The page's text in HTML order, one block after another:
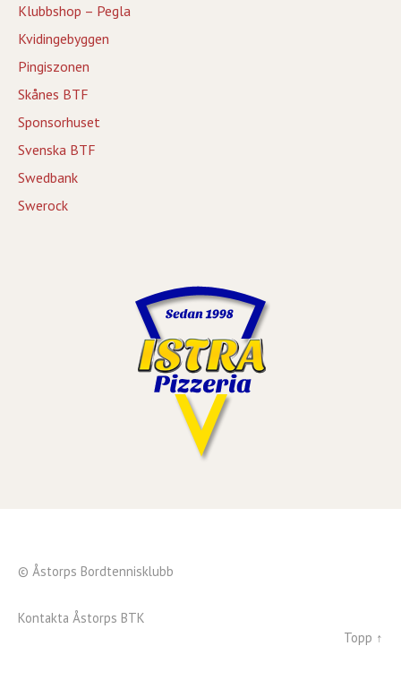
Klubbshop – Pegla
Kvidingebyggen
Pingiszonen
Skånes BTF
Sponsorhuset
Svenska BTF
Swedbank
Swerock
© Åstorps Bordtennisklubb
Kontakta Åstorps BTK
Topp ↑